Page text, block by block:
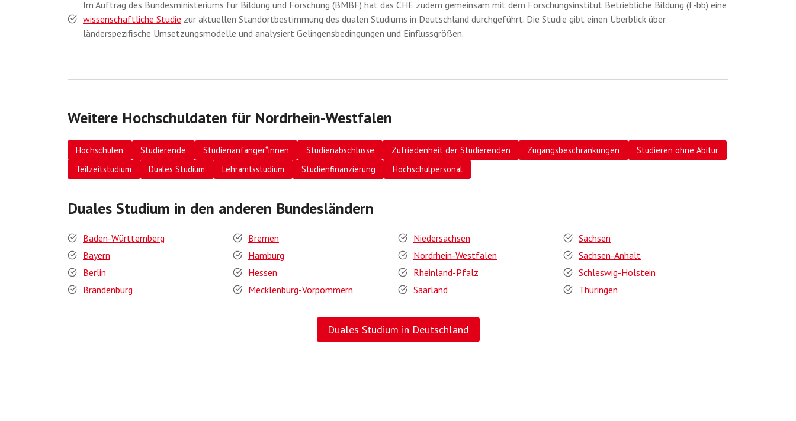
Im Auftrag des Bundesministeriums für Bildung und Forschung (BMBF) hat das CHE zudem gemeinsam mit dem Forschungsinstitut Betriebliche Bildung (f-bb) eine
wissenschaftliche Studie zur aktuellen Standortbestimmung des dualen Studiums in Deutschland durchgeführt. Die Studie gibt einen Überblick über
länderspezifische Umsetzungsmodelle und analysiert Gelingensbedingungen und Einflussgrößen.
Weitere Hochschuldaten für Nordrhein-Westfalen
Hochschulen Studierende Studienanfänger*innen Studienabschlüsse Zufriedenheit der Studierenden Zugangsbeschränkungen
Studieren ohne Abitur
Teilzeitstudium
Duales Studium Lehramtsstudium Studienfinanzierung Hochschulpersonal
Duales Studium in den anderen Bundesländern
Baden-Württemberg
Bayern
Berlin
Brandenburg
Bremen
Hamburg
Hessen
Mecklenburg-Vorpommern
Niedersachsen
Nordrhein-Westfalen
Rheinland-Pfalz
Saarland
Sachsen
Sachsen-Anhalt
Schleswig-Holstein
Thüringen
Duales Studium in Deutschland